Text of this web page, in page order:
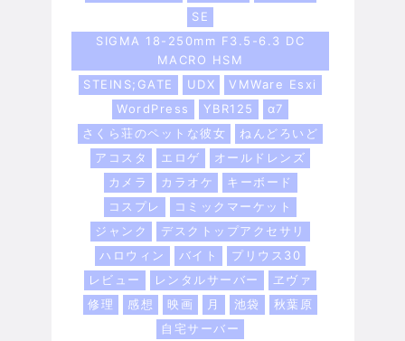
SE
SIGMA 18-250mm F3.5-6.3 DC
MACRO HSM
STEINS;GATE
UDX
VMWare Esxi
WordPress
YBR125
α7
さくら荘のペットな彼女
ねんどろいど
アコスタ
エロゲ
オールドレンズ
カメラ
カラオケ
キーボード
コスプレ
コミックマーケット
ジャンク
デスクトップアクセサリ
ハロウィン
バイト
プリウス30
レビュー
レンタルサーバー
ヱヴァ
修理
感想 映画 月 池袋
秋葉原
自宅サーバー